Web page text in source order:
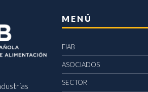
MENÚ
FIAB
ASOCIADOS
SECTOR